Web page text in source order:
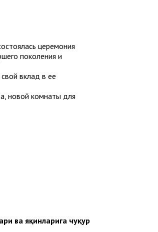
церемония
поколения и
вклад в ее
новой комнаты для
ва яқинларига чуқур